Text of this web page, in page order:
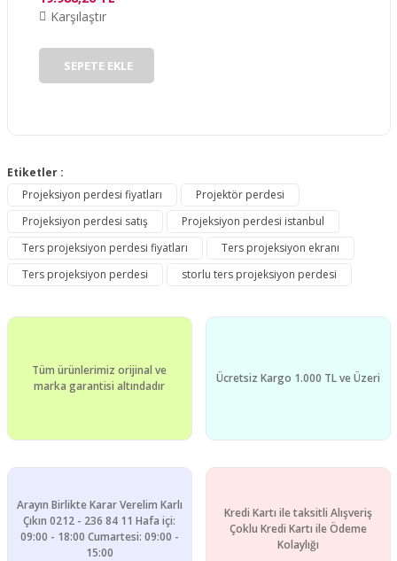
Karşılaştır
SEPETE EKLE
Etiketler :
Projeksiyon perdesi fiyatları
Projektör perdesi
Projeksiyon perdesi satış
Projeksiyon perdesi istanbul
Ters projeksiyon perdesi fiyatları
Ters projeksiyon ekranı
Ters projeksiyon perdesi
storlu ters projeksiyon perdesi
Tüm ürünlerimiz orijinal ve
marka garantisi altındadır
Ücretsiz Kargo 1.000 TL ve Üzeri
Arayın Birlikte Karar Verelim Karlı
Çıkın 0212 - 236 84 11 Hafa içi:
09:00 - 18:00 Cumartesi: 09:00 -
15:00
Kredi Kartı ile taksitli Alışveriş
Çoklu Kredi Kartı ile Ödeme
Kolaylığı